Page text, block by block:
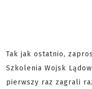
Tak jak ostatnio,
Szkolenia Wojsk
pierwszy raz zagrali